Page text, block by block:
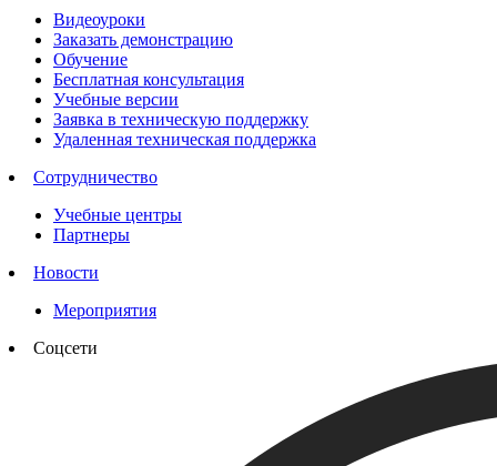
Видеоуроки
Заказать демонстрацию
Обучение
Бесплатная консультация
Учебные версии
Заявка в техническую поддержку
Удаленная техническая поддержка
Сотрудничество
Учебные центры
Партнеры
Новости
Мероприятия
Соцсети